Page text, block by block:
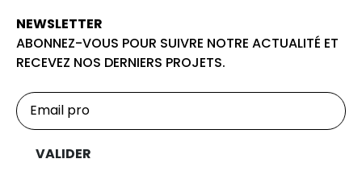
NEWSLETTER
ABONNEZ-VOUS POUR SUIVRE NOTRE ACTUALITÉ ET
RECEVEZ NOS DERNIERS PROJETS.